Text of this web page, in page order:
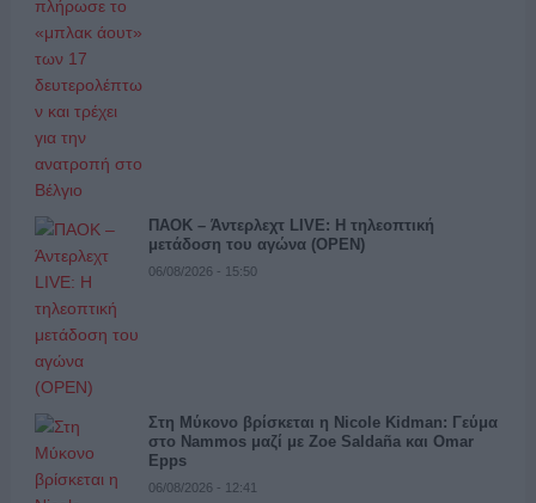
ΠΑΟΚ – Άντερλεχτ LIVE: Η τηλεοπτική
μετάδοση του αγώνα (OPEN)
06/08/2026 - 15:50
Στη Μύκονο βρίσκεται η Nicole Kidman: Γεύμα
στο Nammos μαζί με Zoe Saldaña και Omar
Epps
06/08/2026 - 12:41